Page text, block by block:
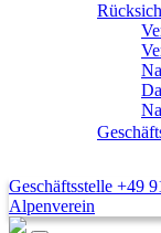
Geschäftsstelle +49
Alpenverein